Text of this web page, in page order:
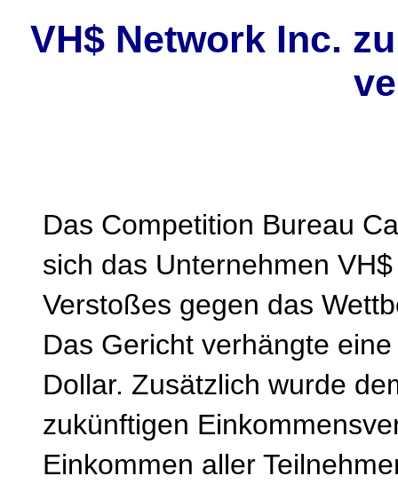
VH$ Network Inc.
Das Competition Bureau
sich das Unternehmen
Verstoßes gegen das
Das Gericht verhängte
Dollar. Zusätzlich wurde
zukünftigen
Einkommen aller